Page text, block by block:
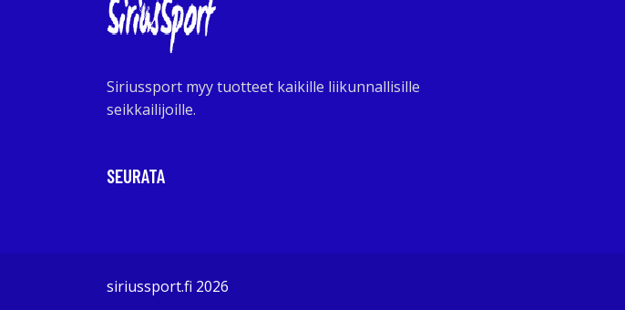
Siriussport myy tuotteet kaikille liikunnallisille
seikkailijoille.
SEURATA
siriussport.fi 2026